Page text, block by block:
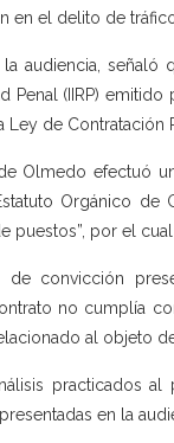
en el delito de
la audiencia,
Penal (IIRP)
de Contratación
Olmedo efectuó
Orgánico
puestos”, por el
convicción
no cumplía
al objeto
practicados
en la